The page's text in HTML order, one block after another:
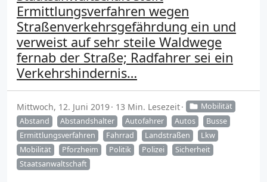
Ermittlungsverfahren wegen
Straßenverkehrsgefährdung ein und
verweist auf sehr steile Waldwege
fernab der Straße; Radfahrer sei ein
Verkehrshindernis…
Mittwoch, 12. Juni 2019 13 Min. Lesezeit
Mobilität
Abstand
Abstandshalter Autofahrer Autos
Busse
Ermittlungsverfahren
Fahrrad Landstraßen
Lkw
Mobilität
Pforzheim Politik Polizei
Sicherheit
Staatsanwaltschaft